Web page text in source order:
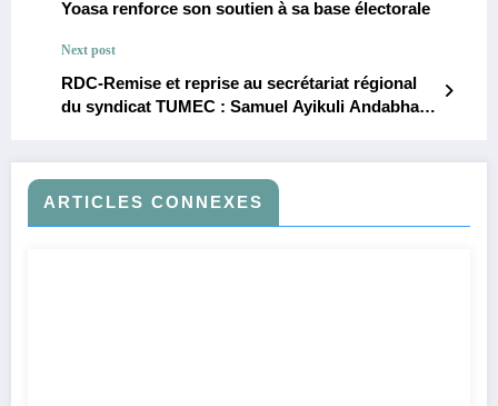
Yoasa renforce son soutien à sa base électorale
Next post
RDC-Remise et reprise au secrétariat régional
du syndicat TUMEC : Samuel Ayikuli Andabha
ARTICLES CONNEXES